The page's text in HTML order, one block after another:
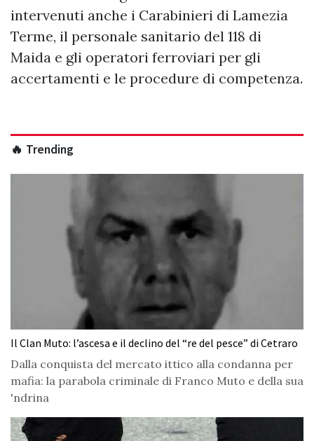
intervenuti anche i Carabinieri di Lamezia
Terme, il personale sanitario del 118 di
Maida e gli operatori ferroviari per gli
accertamenti e le procedure di competenza.
🔥 Trending
Il Clan Muto: l’ascesa e il declino del “re del pesce” di Cetraro
Dalla conquista del mercato ittico alla condanna per
mafia: la parabola criminale di Franco Muto e della sua
'ndrina